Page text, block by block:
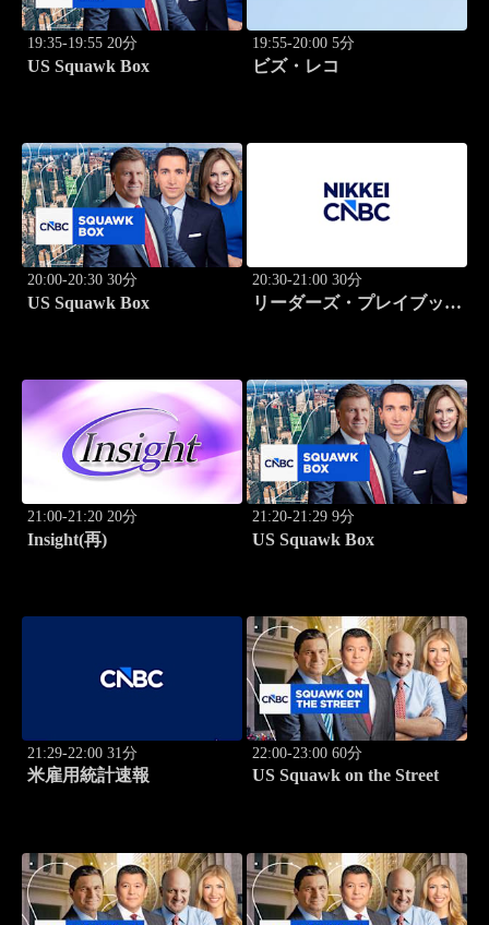
19:35-19:55 20分
US Squawk Box
19:55-20:00 5分
ビズ・レコ
20:00-20:30 30分
US Squawk Box
20:30-21:00 30分
リーダーズ・プレイブック
21:00-21:20 20分
Insight(再)
21:20-21:29 9分
US Squawk Box
21:29-22:00 31分
米雇用統計速報
22:00-23:00 60分
US Squawk on the Street